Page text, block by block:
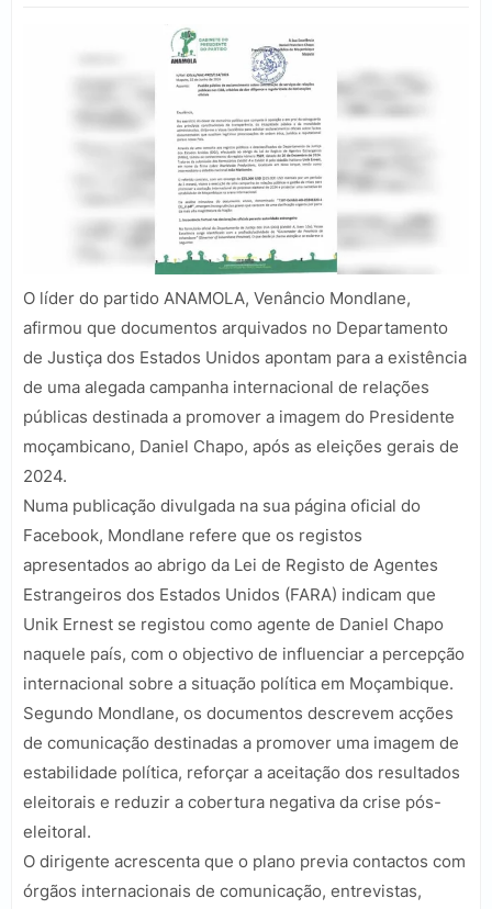
O líder do partido ANAMOLA, Venâncio Mondlane,
afirmou que documentos arquivados no Departamento
de Justiça dos Estados Unidos apontam para a existência
de uma alegada campanha internacional de relações
públicas destinada a promover a imagem do Presidente
moçambicano, Daniel Chapo, após as eleições gerais de
2024.
Numa publicação divulgada na sua página oficial do
Facebook, Mondlane refere que os registos
apresentados ao abrigo da Lei de Registo de Agentes
Estrangeiros dos Estados Unidos (FARA) indicam que
Unik Ernest se registou como agente de Daniel Chapo
naquele país, com o objectivo de influenciar a percepção
internacional sobre a situação política em Moçambique.
Segundo Mondlane, os documentos descrevem acções
de comunicação destinadas a promover uma imagem de
estabilidade política, reforçar a aceitação dos resultados
eleitorais e reduzir a cobertura negativa da crise pós-
eleitoral.
O dirigente acrescenta que o plano previa contactos com
órgãos internacionais de comunicação, entrevistas,